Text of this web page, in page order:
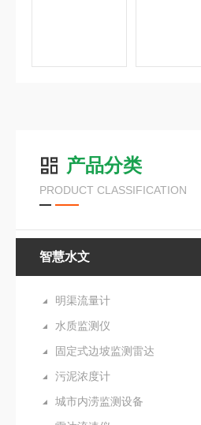
产品分类
PRODUCT CLASSIFICATION
智慧水文
明渠流量计
水质监测仪
固定式边坡监测雷达
污泥浓度计
城市内涝监测设备